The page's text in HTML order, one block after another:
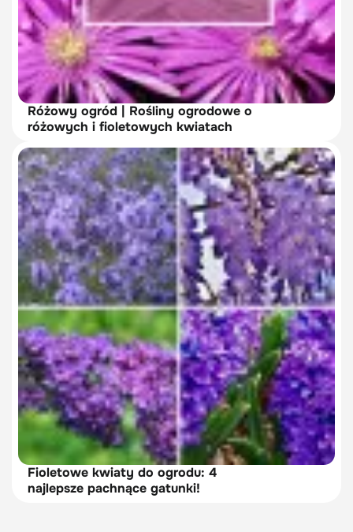
Różowy ogród | Rośliny ogrodowe o
różowych i fioletowych kwiatach
Fioletowe kwiaty do ogrodu: 4
najlepsze pachnące gatunki!